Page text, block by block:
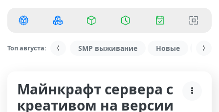
Топ августа: SMP выживание Новые С
Майнкрафт сервера с
креативом на версии